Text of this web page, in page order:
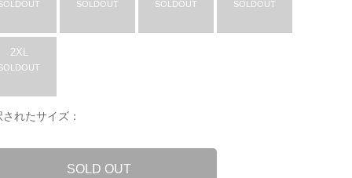
SOLDOUT SOLDOUT SOLDOUT
2XL
れたサイズ：
SOLD OUT